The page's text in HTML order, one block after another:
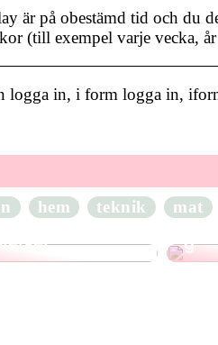
är på obestämd tid och du
(till exempel varje vecka,
logga in, i form logga in,
hem teknik mat
gåvor till
– från
g